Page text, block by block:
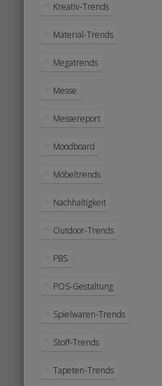
Kreativ-Trends
Material-Trends
Megatrends
Messe
Messereport
Moodboard
Möbeltrends
Nachhaltigkeit
Outdoor-Trends
PBS
POS-Gestaltung
Spielwaren-Trends
Stoff-Trends
Tapeten-Trends